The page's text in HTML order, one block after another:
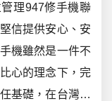
理947修手機聯
信提供安心、安
機雖然是一件不
心的理念下，完
基礎，在台灣…